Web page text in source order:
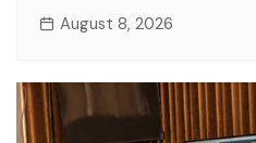
August 8, 2026